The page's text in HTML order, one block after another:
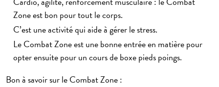
Zone est bon pour tout le corps.
C’est une activité qui aide à gérer le stress.
LeCombat Zoneest une bonne entrée en matière pour
opter ensuite pour uncours de boxe pieds poings.
Bon à savoir sur le Combat Zone :